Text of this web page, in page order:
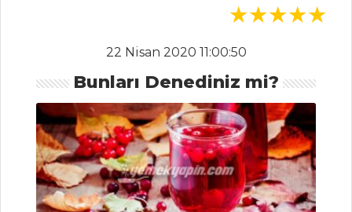
Tüm Tarifleri
MEZELER
Soğan Breze
Hibeş
Fava
22 Nisan 2020 11:00:50
Bunları Denediniz mi?